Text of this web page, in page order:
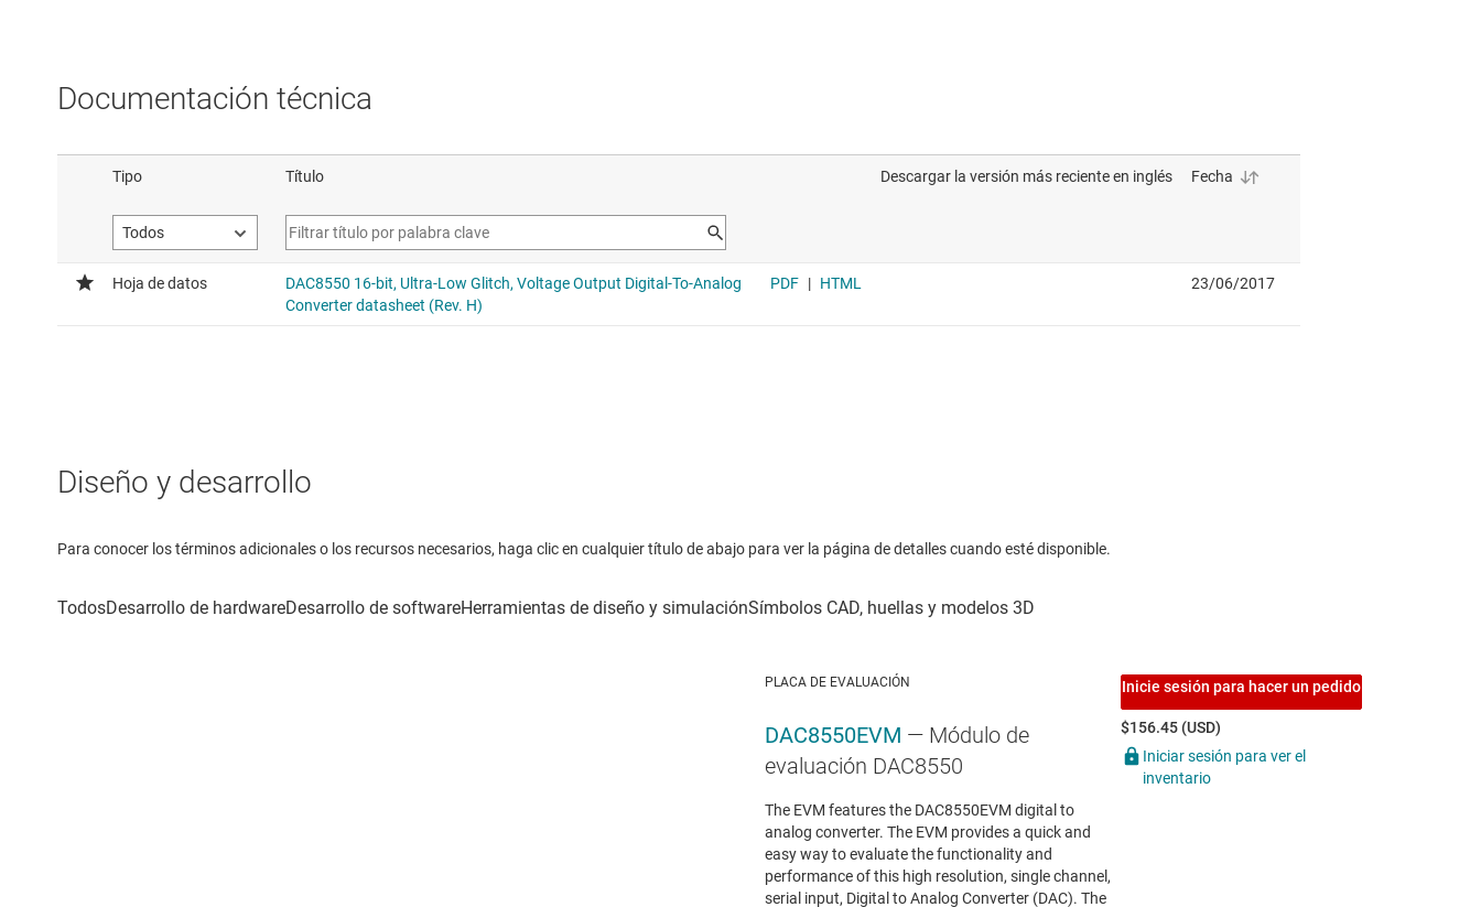
Documentación técnica
Diseño y desarrollo
Para conocer los términos adicionales o los recursos necesarios, haga clic en cualquier título de abajo para ver la página de detalles cuando esté disponible.
PLACA DE EVALUACIÓN
DAC8550EVM — Módulo de
evaluación DAC8550
The EVM features the DAC8550EVM digital to
analog converter. The EVM provides a quick and
easy way to evaluate the functionality and
performance of this high resolution, single channel,
serial input, Digital to Analog Converter (DAC). The
Inicie sesión para hacer un pedido
$156.45 (USD)
Iniciar sesión para ver el
inventario